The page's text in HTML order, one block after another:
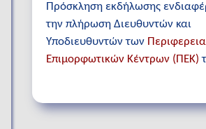
Πρόσκληση εκδήλωσης
την πλήρωση Διευθυντών και
Υποδιευθυντών των
Επιμορφωτικών Κέντρων (ΠΕΚ)